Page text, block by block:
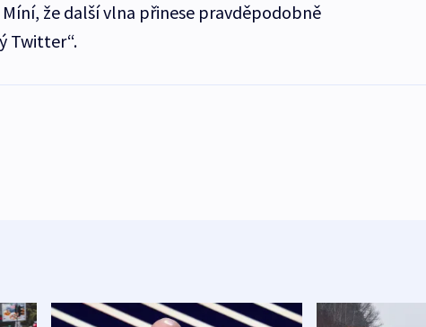
že další vlna přinese pravděpodobně
Twitter“.